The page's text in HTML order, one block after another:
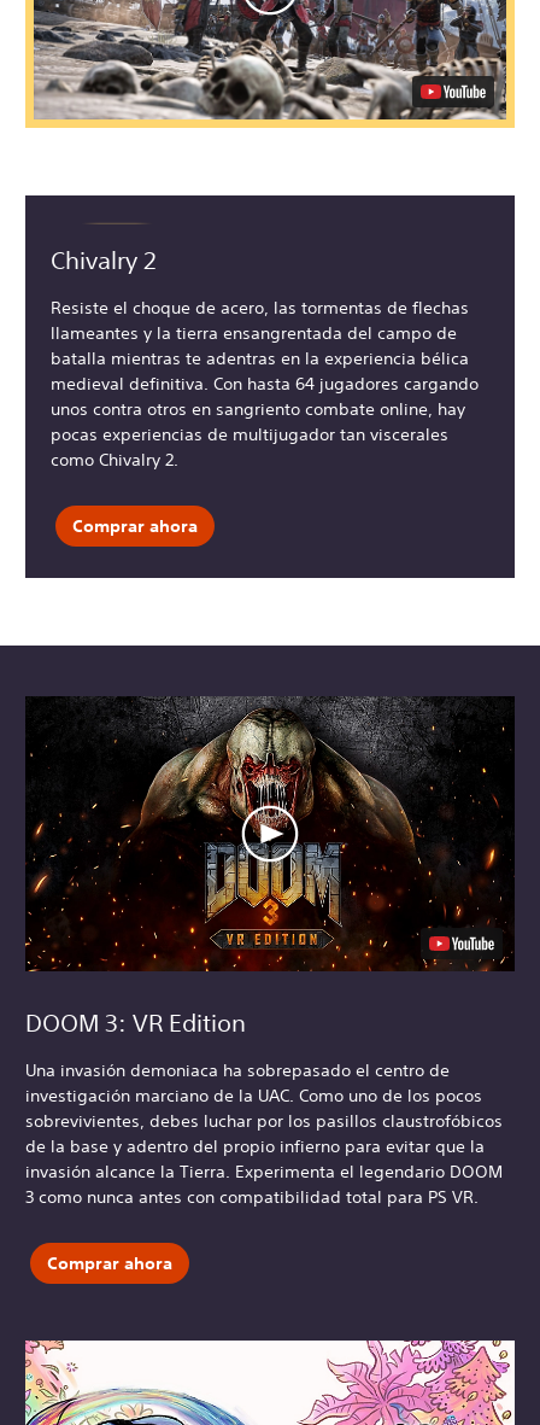
Chivalry 2
Resiste el choque de acero, las tormentas de flechas
llameantes y la tierra ensangrentada del campo de
batalla mientras te adentras en la experiencia bélica
medieval definitiva. Con hasta 64 jugadores cargando
unos contra otros en sangriento combate online, hay
pocas experiencias de multijugador tan viscerales
como Chivalry 2.
Comprar ahora
DOOM 3: VR Edition
Una invasión demoniaca ha sobrepasado el centro de
investigación marciano de la UAC. Como uno de los pocos
sobrevivientes, debes luchar por los pasillos claustrofóbicos
de la base y adentro del propio infierno para evitar que la
invasión alcance la Tierra. Experimenta el legendario DOOM
3 como nunca antes con compatibilidad total para PS VR.
Comprar ahora